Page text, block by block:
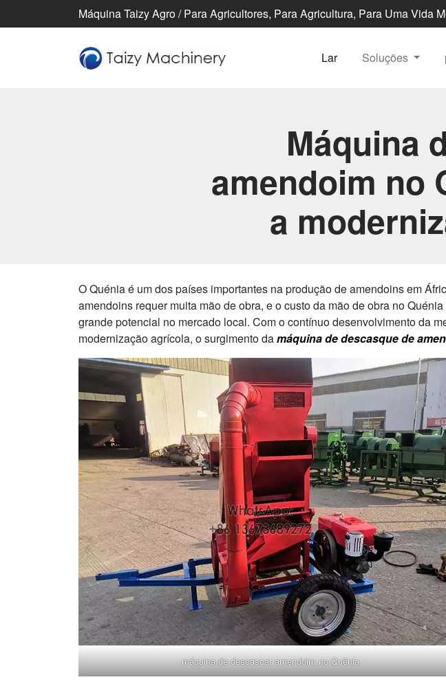
Máquina Taizy Agro / Para Agricultores, Para Agricultura, Para Uma Vida
Lar Soluções
Máquina
amendoim no
a
O Quénia é um dos países importantes na produção de amendoins em
amendoins requer muita mão de obra, e o custo da mão de obra no
grande potencial no mercado local. Com o contínuo desenvolvimento da
modernização agrícola, o surgimento damáquina de descasque de
máquina de descascar amendoim no Quênia